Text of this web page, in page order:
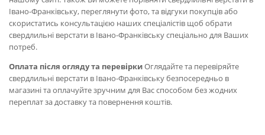
Івано-Франківську, переглянути фото, та відгуки покупців або
скористатись консультацією наших спеціалістів щоб обрати
свердлильні верстати в Івано-Франківську спеціально для Ваших
потреб.
Оплата після огляду та перевіркиОглядайте та перевіряйте
свердлильні верстати в Івано-Франківську безпосередньо в
магазині та оплачуйте зручним для Вас способом без жодних
переплат за доставку та повернення коштів.